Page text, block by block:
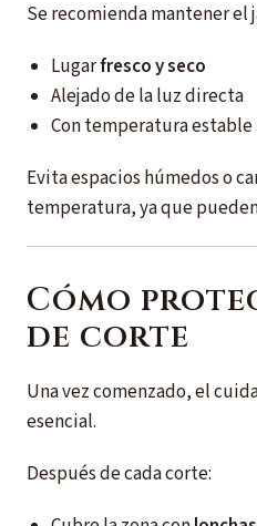
Se recomienda mantener el
Lugarfresco y seco
Alejado de la luz directa
Con temperatura estable
Evita espacios húmedos o
temperatura, ya que
Cómo
de corte
Una vez comenzado, el
esencial.
Después de cada corte: